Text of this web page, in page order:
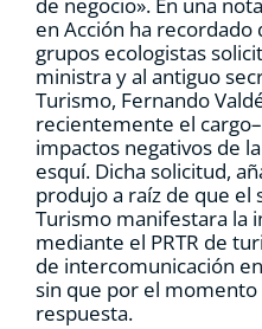
de negocio». En una
en Acción ha
grupos ecologistas
ministra y al antiguo
Turismo, Fernando
recientemente el
impactos negativos de
esquí. Dicha solicitud,
produjo a raíz de que el
Turismo manifestara la
mediante el PRTR de
de intercomunicación
sin que por el
respuesta.